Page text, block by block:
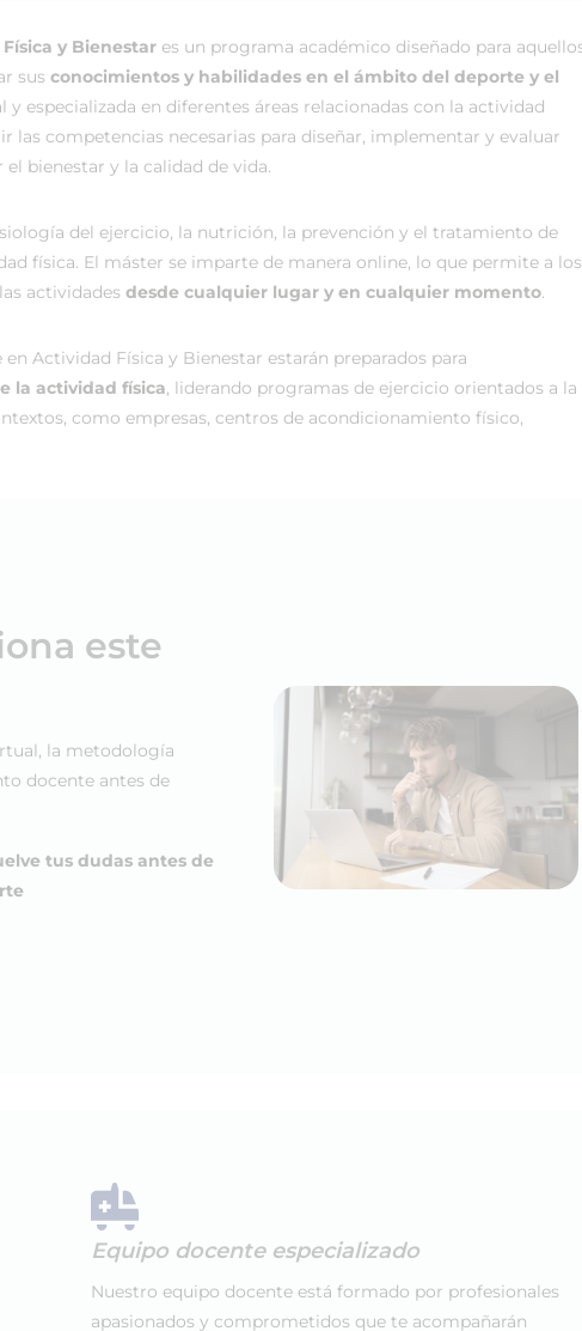
y Bienestar es un programa académico diseñado para
sus conocimientos y habilidades en el ámbito del deporte y el
especializada en diferentes áreas relacionadas con la actividad
competencias necesarias para diseñar, implementar y evaluar
bienestar y la calidad de vida.
del ejercicio, la nutrición, la prevención y el tratamiento de
física. El máster se imparte de manera online, lo que permite a los
actividades desde cualquier lugar y en cualquier momento.
Actividad Física y Bienestar estarán preparados para
la actividad física, liderando programas de ejercicio orientados a la
como empresas, centros de acondicionamiento físico,
este
la metodología
docente antes de
tus dudas antes de
Equipo docente especializado
Nuestro equipo docente está formado por profesionales
apasionados y comprometidos que te acompañarán